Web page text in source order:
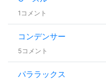
1コメント
コンデンサー
5コメント
パララックス